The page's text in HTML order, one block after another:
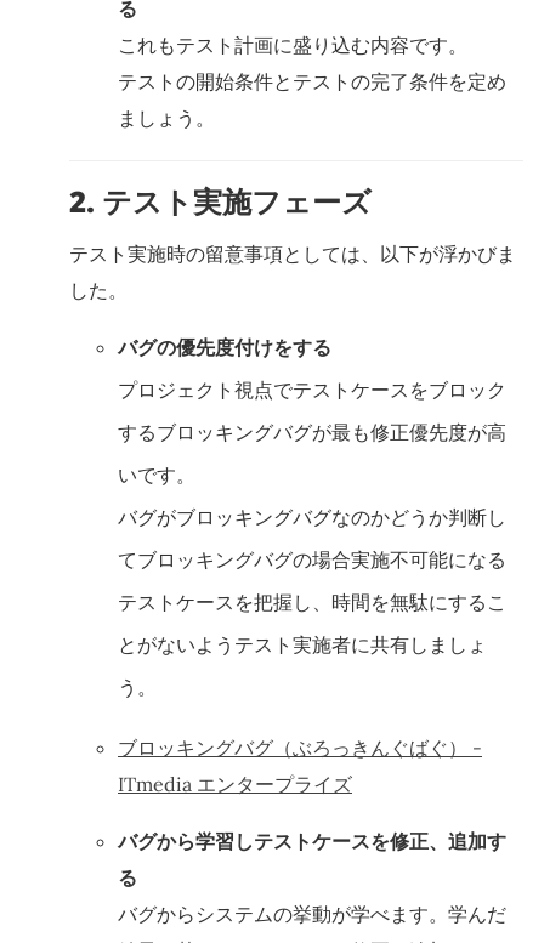
る
これもテスト計画に盛り込む内容です。
テストの開始条件とテストの完了条件を定め
ましょう。
2. テスト実施フェーズ
テスト実施時の留意事項としては、以下が浮かびま
した。
バグの優先度付けをする
プロジェクト視点でテストケースをブロック
するブロッキングバグが最も修正優先度が高
いです。
バグがブロッキングバグなのかどうか判断し
てブロッキングバグの場合実施不可能になる
テストケースを把握し、時間を無駄にするこ
とがないようテスト実施者に共有しましょ
う。
ブロッキングバグ（ぶろっきんぐばぐ） -
ITmedia エンタープライズ
バグから学習しテストケースを修正、追加す
る
バグからシステムの挙動が学べます。学んだ